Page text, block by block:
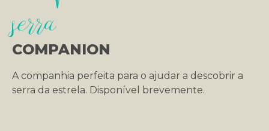
serra
COMPANION
A companhia perfeita para o ajudar a descobrir a
serra da estrela. Disponível brevemente.